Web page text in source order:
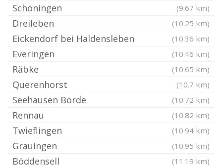
Schöningen (9.67 km)
Dreileben (10.25 km)
Eickendorf bei Haldensleben (10.36 km)
Everingen (10.46 km)
Räbke (10.65 km)
Querenhorst (10.7 km)
Seehausen Börde (10.72 km)
Rennau (10.82 km)
Twieflingen (10.94 km)
Grauingen (10.95 km)
Böddensell (11.19 km)